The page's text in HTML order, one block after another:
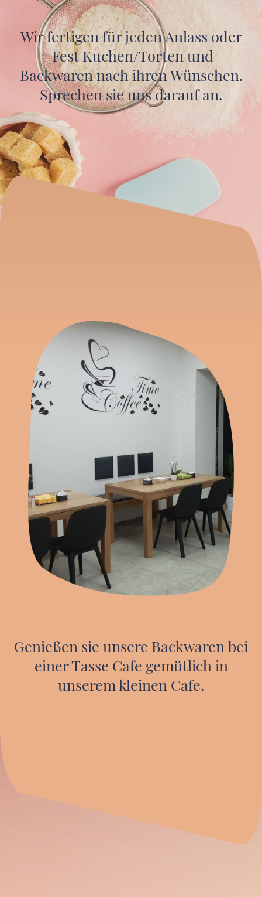
Wir fertigen für jeden Anlass oder
Fest Kuchen/Torten und
Backwaren nach ihren Wünschen.
Sprechen sie uns darauf an.
.
Genießen sie unsere Backwaren bei
einer Tasse Cafe gemütlich in
unserem kleinen Cafe.